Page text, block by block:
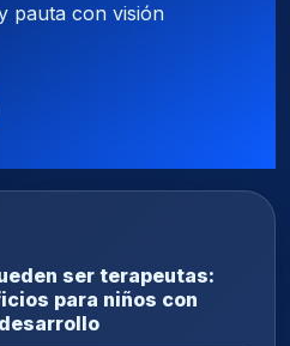
pauta con visión
ser terapeutas:
para niños con